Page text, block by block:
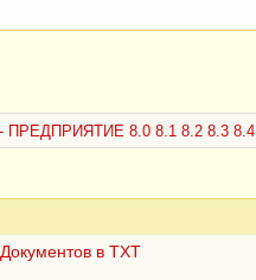
ПРЕДПРИЯТИЕ 8.0 8.1 8.2 8.3 8.4
в TXT